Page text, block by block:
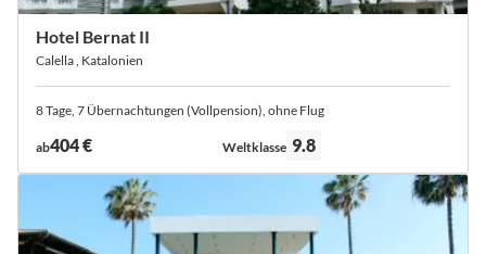
Hotel Bernat II
Calella , Katalonien
8 Tage, 7 Übernachtungen (Vollpension), ohne Flug
ab404 € Bewertung:
Weltklasse 9.8